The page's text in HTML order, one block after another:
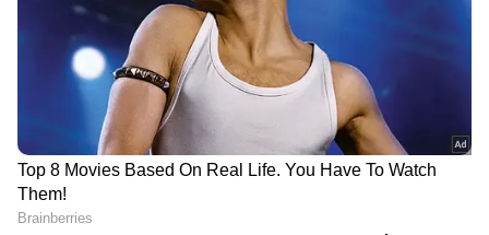
ചെയ്യുന്നത്.
DOWNLOAD APP
RECOMMENDED STORIES